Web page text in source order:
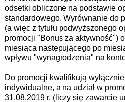
odsetki obliczone na podstawie
standardowego. Wyrównanie do
(a więc z tytułu podwyższonego
promocji "Bonus za aktywność")
miesiąca następującego po
wpływu "wynagrodzenia" na
Do promocji kwalifikują
indywidualne, a na udział w
31.08.2019 r. (liczy się zawarcie